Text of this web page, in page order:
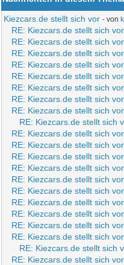
Kiezcars.de stellt sich vor - von
RE: Kiezcars.de stellt sich vor
RE: Kiezcars.de stellt sich vor
RE: Kiezcars.de stellt sich vor
RE: Kiezcars.de stellt sich vor
RE: Kiezcars.de stellt sich vor
RE: Kiezcars.de stellt sich vor
RE: Kiezcars.de stellt sich vor
RE: Kiezcars.de stellt sich vor
RE: Kiezcars.de stellt sich
RE: Kiezcars.de stellt sich vor
RE: Kiezcars.de stellt sich vor
RE: Kiezcars.de stellt sich vor
RE: Kiezcars.de stellt sich vor
RE: Kiezcars.de stellt sich vor
RE: Kiezcars.de stellt sich vor
RE: Kiezcars.de stellt sich vor
RE: Kiezcars.de stellt sich vor
RE: Kiezcars.de stellt sich vor
RE: Kiezcars.de stellt sich vor
RE: Kiezcars.de stellt sich
RE: Kiezcars.de stellt sich vor